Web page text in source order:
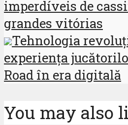
imperdíveis de
grandes vitórias
Tehnologia
experiența
Road în era digitală
You may also